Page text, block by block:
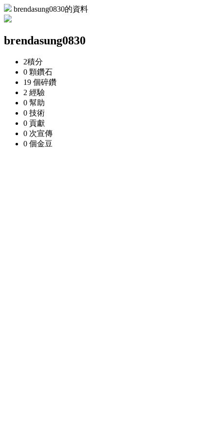
brendasung0830的資料
brendasung0830
2積分
0 顆鑽石
19 個碎鑽
2 經驗
0 幫助
0 技術
0 貢獻
0 次宣傳
0 個金豆